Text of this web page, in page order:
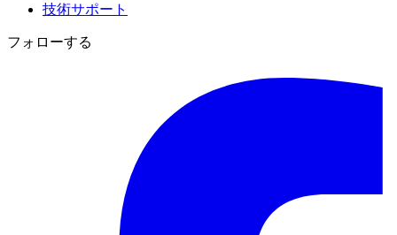
技術サポート
フォローする